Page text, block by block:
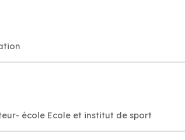
école Ecole et institut de sport